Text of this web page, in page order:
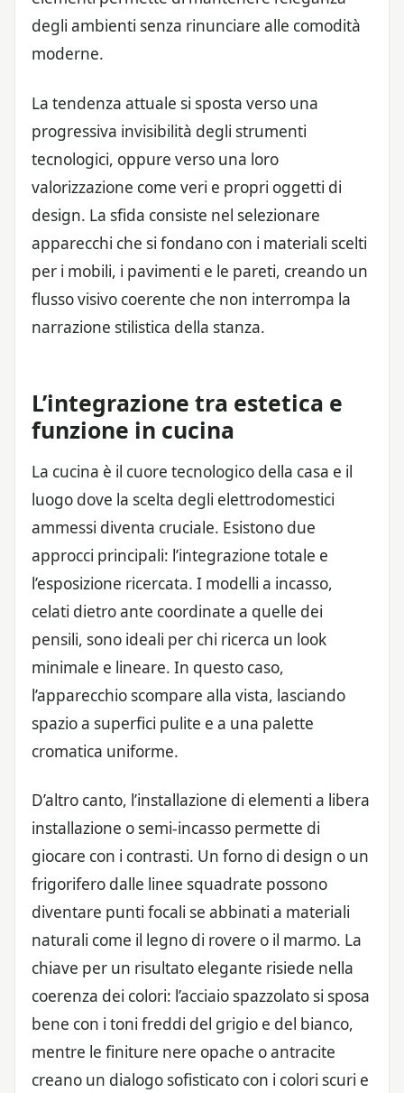
degli ambienti senza rinunciare alle comodità
moderne.
La tendenza attuale si sposta verso una
progressiva invisibilità degli strumenti
tecnologici, oppure verso una loro
valorizzazione come veri e propri oggetti di
design. La sfida consiste nel selezionare
apparecchi che si fondano con i materiali scelti
per i mobili, i pavimenti e le pareti, creando un
flusso visivo coerente che non interrompa la
narrazione stilistica della stanza.
L’integrazione tra estetica e
funzione in cucina
La cucina è il cuore tecnologico della casa e il
luogo dove la scelta degli elettrodomestici
ammessi diventa cruciale. Esistono due
approcci principali: l’integrazione totale e
l’esposizione ricercata. I modelli a incasso,
celati dietro ante coordinate a quelle dei
pensili, sono ideali per chi ricerca un look
minimale e lineare. In questo caso,
l’apparecchio scompare alla vista, lasciando
spazio a superfici pulite e a una palette
cromatica uniforme.
D’altro canto, l’installazione di elementi a libera
installazione o semi-incasso permette di
giocare con i contrasti. Un forno di design o un
frigorifero dalle linee squadrate possono
diventare punti focali se abbinati a materiali
naturali come il legno di rovere o il marmo. La
chiave per un risultato elegante risiede nella
coerenza dei colori: l’acciaio spazzolato si sposa
bene con i toni freddi del grigio e del bianco,
mentre le finiture nere opache o antracite
creano un dialogo sofisticato con i colori scuri e